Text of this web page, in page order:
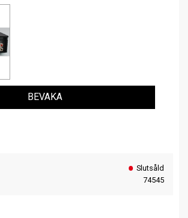
BEVAKA
Slutsåld
74545